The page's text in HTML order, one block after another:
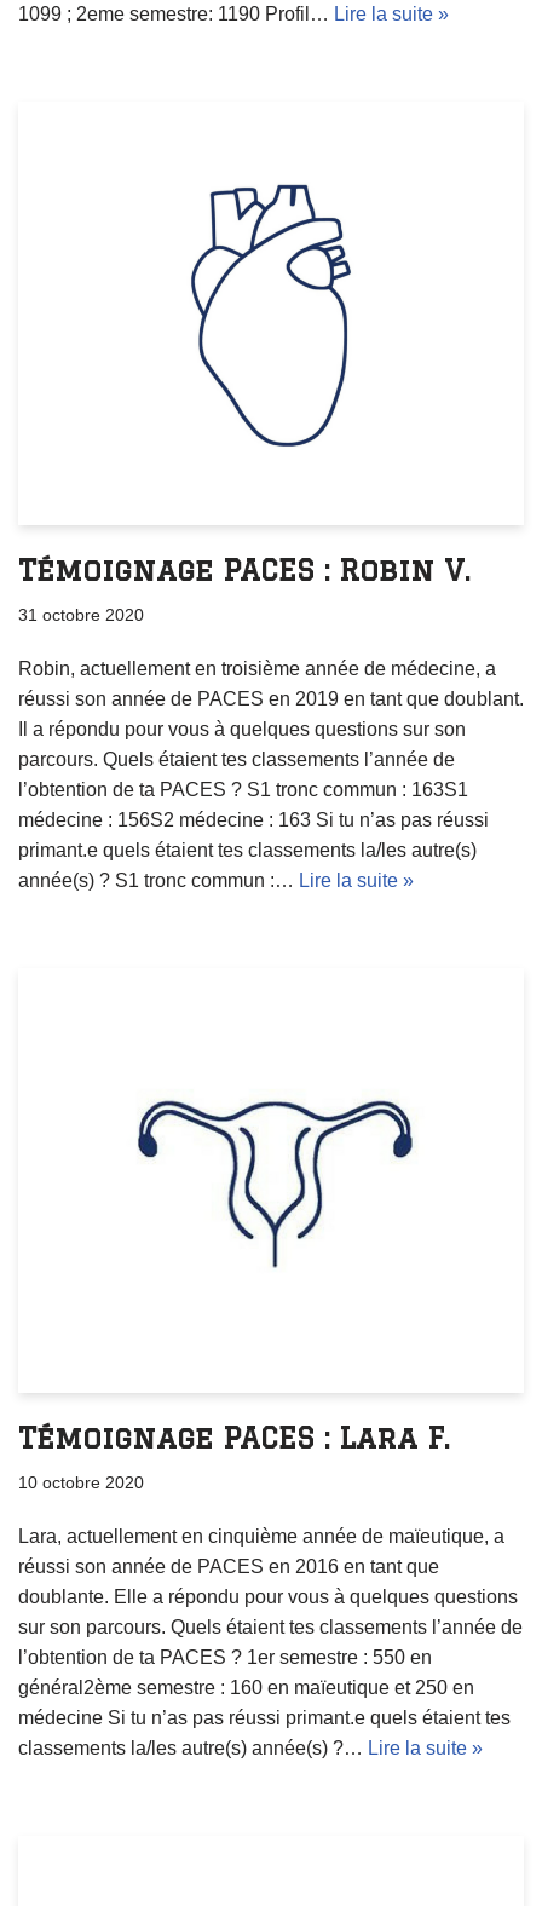
1099 ; 2eme semestre: 1190 Profil… Lire la suite »
Témoignage PACES : Robin V.
31 octobre 2020
Robin, actuellement en troisième année de médecine, a
réussi son année de PACES en 2019 en tant que doublant.
Il a répondu pour vous à quelques questions sur son
parcours. Quels étaient tes classements l’année de
l’obtention de ta PACES ? S1 tronc commun : 163S1
médecine : 156S2 médecine : 163 Si tu n’as pas réussi
primant.e quels étaient tes classements la/les autre(s)
année(s) ? S1 tronc commun :… Lire la suite »
Témoignage PACES : Lara F.
10 octobre 2020
Lara, actuellement en cinquième année de maïeutique, a
réussi son année de PACES en 2016 en tant que
doublante. Elle a répondu pour vous à quelques questions
sur son parcours. Quels étaient tes classements l’année de
l’obtention de ta PACES ? 1er semestre : 550 en
général2ème semestre : 160 en maïeutique et 250 en
médecine Si tu n’as pas réussi primant.e quels étaient tes
classements la/les autre(s) année(s) ?… Lire la suite »